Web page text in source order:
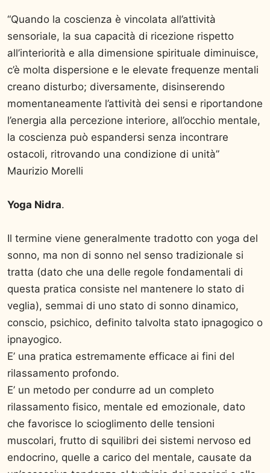
“Quando la coscienza è vincolata all’attività
sensoriale, la sua capacità di ricezione rispetto
all’interiorità e alla dimensione spirituale diminuisce,
c’è molta dispersione e le elevate frequenze mentali
creano disturbo; diversamente, disinserendo
momentaneamente l’attività dei sensi e riportandone
l’energia alla percezione interiore, all’occhio mentale,
la coscienza può espandersi senza incontrare
ostacoli, ritrovando una condizione di unità”
Maurizio Morelli
Yoga Nidra.
Il termine viene generalmente tradotto con yoga del
sonno, ma non di sonno nel senso tradizionale si
tratta (dato che una delle regole fondamentali di
questa pratica consiste nel mantenere lo stato di
veglia), semmai di uno stato di sonno dinamico,
conscio, psichico, definito talvolta stato ipnagogico o
ipnayogico.
E’ una pratica estremamente efficace ai fini del
rilassamento profondo.
E’ un metodo per condurre ad un completo
rilassamento fisico, mentale ed emozionale, dato
che favorisce lo scioglimento delle tensioni
muscolari, frutto di squilibri dei sistemi nervoso ed
endocrino, quelle a carico del mentale, causate da